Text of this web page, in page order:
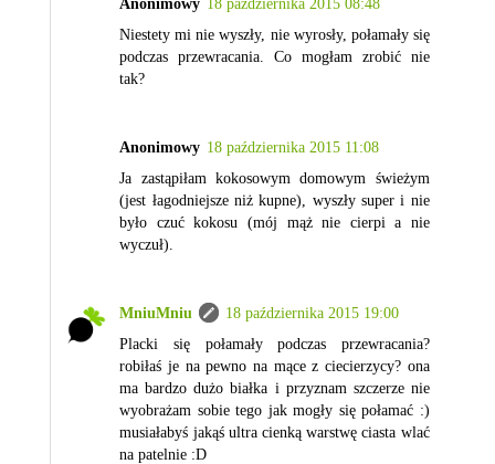
Niestety mi nie wyszły, nie wyrosły, połamały się
podczas przewracania. Co mogłam zrobić nie
tak?
Anonimowy 18 października 2015 11:08
Ja zastąpiłam kokosowym domowym świeżym
(jest łagodniejsze niż kupne), wyszły super i nie
było czuć kokosu (mój mąż nie cierpi a nie
wyczuł).
MniuMniu
18 października 2015 19:00
Placki się połamały podczas przewracania?
robiłaś je na pewno na mące z ciecierzycy? ona
ma bardzo dużo białka i przyznam szczerze nie
wyobrażam sobie tego jak mogły się połamać :)
musiałabyś jakąś ultra cienką warstwę ciasta wlać
na patelnie :D